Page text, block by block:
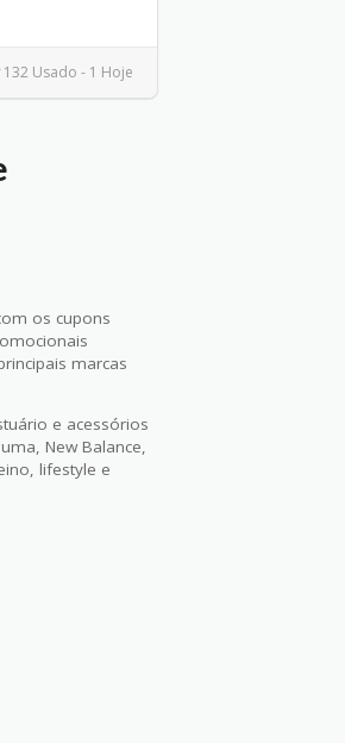
132 Usado - 1 Hoje
os cupons
marcas
e acessórios
New Balance,
lifestyle e